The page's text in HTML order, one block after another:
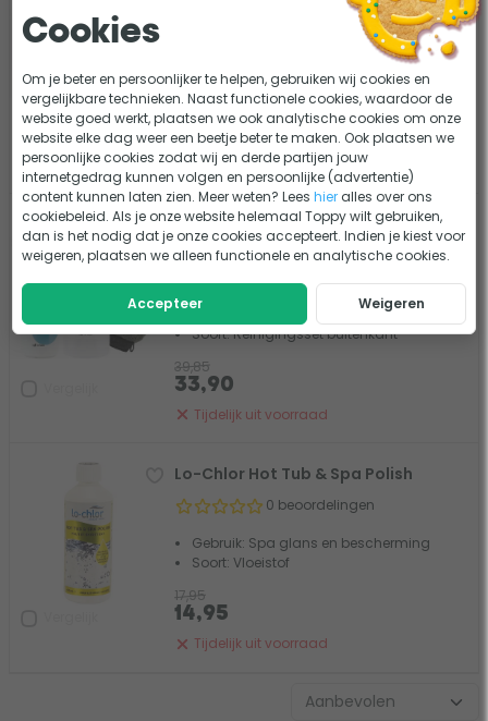
Vergelijk
0 beoordelingen
Gebruik: Binnenkant spa reiniging
Soort: Reinigingsset binnenkant
Tijdelijk uit voorraad
33,85
14,95
Toppy spa reinigingspakket -
Buitenkant
Gebruik: Buitenkant spa reiniging
Soort: Reinigingsset buitenkant
Tijdelijk uit voorraad
39,85
33,90
Lo-Chlor Hot Tub & Spa Polish
0 beoordelingen
Gebruik: Spa glans en bescherming
Soort: Vloeistof
Tijdelijk uit voorraad
17,95
14,95
Cookies
Om je beter en persoonlijker te helpen, gebruiken wij cookies en
vergelijkbare technieken. Naast functionele cookies, waardoor de
website goed werkt, plaatsen we ook analytische cookies om onze
website elke dag weer een beetje beter te maken. Ook plaatsen we
persoonlijke cookies zodat wij en derde partijen jouw
internetgedrag kunnen volgen en persoonlijke (advertentie)
content kunnen laten zien. Meer weten? Leeshier alles over ons
cookiebeleid. Als je onze website helemaal Toppy wilt gebruiken,
dan is het nodig dat je onze cookies accepteert. Indien je kiest voor
weigeren, plaatsen we alleen functionele en analytische cookies.
Accepteer Weigeren